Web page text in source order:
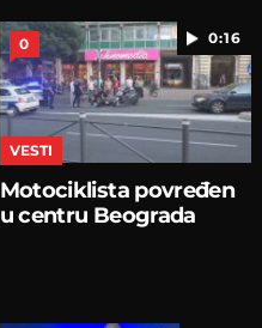
0:16
0
VESTI
Motociklista povređen
u centru Beograda